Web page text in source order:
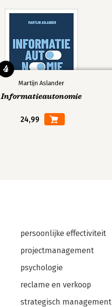
Martijn Aslander
Informatieautonomie
24,99
4
persoonlijke effectiviteit
projectmanagement
psychologie
reclame en verkoop
strategisch management